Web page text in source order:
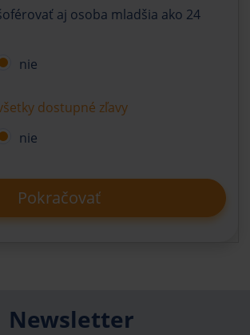
aj osoba mladšia ako 24
nie
dostupné zľavy
nie
Pokračovať
Newsletter